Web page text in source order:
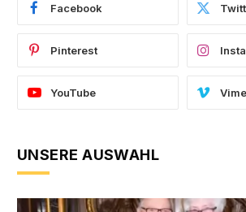
Facebook
Pinterest
YouTube
UNSERE AUSWAHL